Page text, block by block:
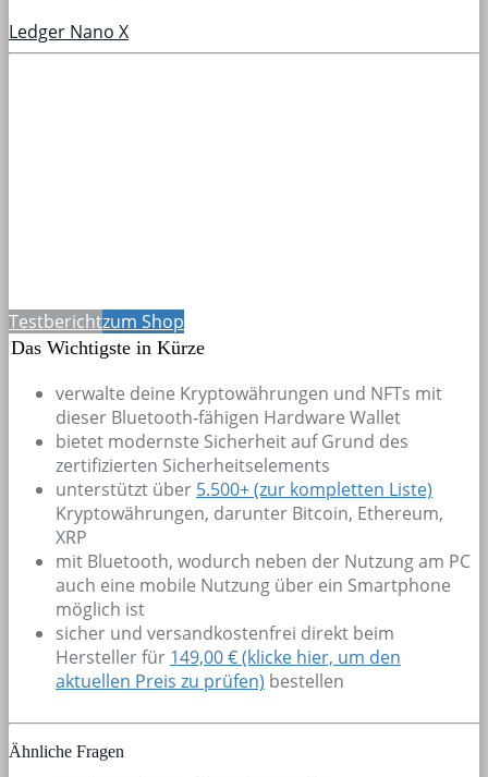
Ledger Nano X
Testberichtzum Shop
Das Wichtigste in Kürze
verwalte deine Kryptowährungen und NFTs mit
dieser Bluetooth-fähigen Hardware Wallet
bietet modernste Sicherheit auf Grund des
zertifizierten Sicherheitselements
unterstützt über 5.500+(zur kompletten Liste)
Kryptowährungen, darunter Bitcoin, Ethereum,
XRP
mit Bluetooth, wodurch neben der Nutzung am PC
auch eine mobile Nutzung über ein Smartphone
möglich ist
sicher und versandkostenfrei direkt beim
Hersteller für 149,00 € (klicke hier, um den
aktuellen Preis zu prüfen) bestellen
Ähnliche Fragen